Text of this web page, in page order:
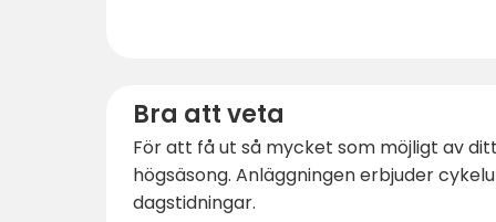
Bra att veta
För att få ut så mycket som möjligt av
högsäsong. Anläggningen erbjuder
dagstidningar.